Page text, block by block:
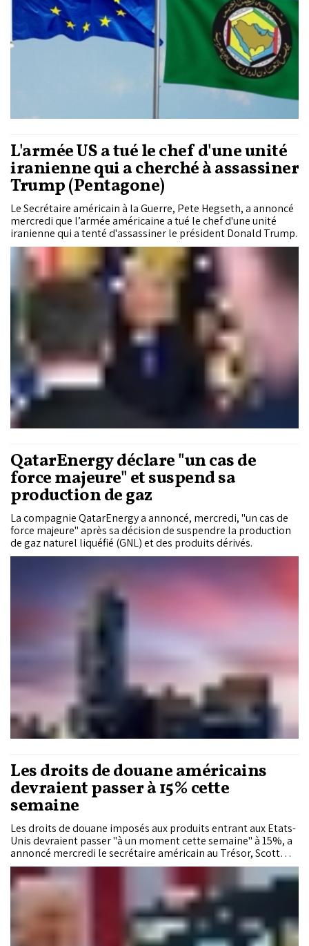
L'armée US a tué le chef d'une unité
iranienne qui a cherché à assassiner
Trump (Pentagone)
Le Secrétaire américain à la Guerre, Pete Hegseth, a annoncé
mercredi que l’armée américaine a tué le chef d'une unité
iranienne qui a tenté d'assassiner le président Donald Trump.
QatarEnergy déclare "un cas de
force majeure" et suspend sa
production de gaz
La compagnie QatarEnergy a annoncé, mercredi, "un cas de
force majeure" après sa décision de suspendre la production
de gaz naturel liquéfié (GNL) et des produits dérivés.
Les droits de douane américains
devraient passer à 15% cette
semaine
Les droits de douane imposés aux produits entrant aux Etats-
Unis devraient passer "à un moment cette semaine" à 15%, a
annoncé mercredi le secrétaire américain au Trésor, Scott
Bessent, lors d'une interview accordée à CNBC.